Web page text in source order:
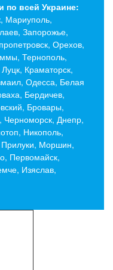
по всей Украине:
Мариуполь,
Запорожье,
Орехов,
Тернополь,
Краматорск,
Одесса, Белая
Бердичев,
Бровары,
Черноморск, Днепр,
Никополь,
Прилуки, Моршин,
Первомайск,
Изяслав,